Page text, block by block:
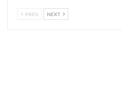
PREV NEXT